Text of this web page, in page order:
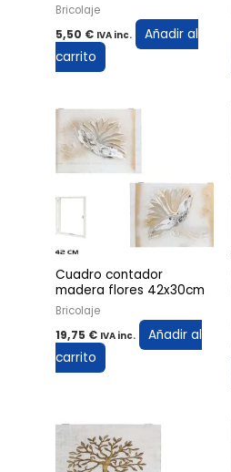
Bricolaje
5,50 € IVA inc.
Añadir al
carrito
Cuadro contador
madera flores 42x30cm
Bricolaje
19,75 € IVA inc.
Añadir al
carrito